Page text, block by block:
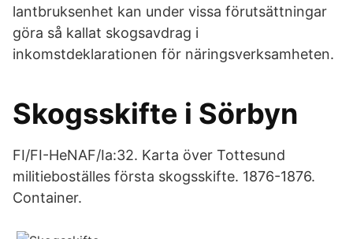
lantbruksenhet kan under vissa förutsättningar
göra så kallat skogsavdrag i
inkomstdeklarationen för näringsverksamheten.
Skogsskifte i Sörbyn
FI/FI-HeNAF/Ia:32. Karta över Tottesund
militieboställes första skogsskifte. 1876-1876.
Container.